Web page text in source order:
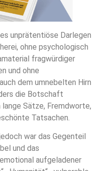
unprätentiöse Darlegen
ohne psychologisch
fragwürdiger
und ohne
dem umnebelten Hirn
die Botschaft
Sätze, Fremdworte,
Tatsachen.
war das Gegenteil
und das
aufgeladener